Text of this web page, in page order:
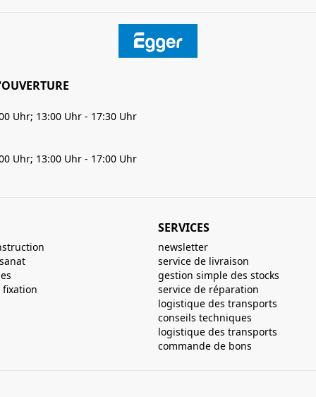
Uhr; 13:00 Uhr - 17:30 Uhr
Uhr; 13:00 Uhr - 17:00 Uhr
SERVICES
newsletter
service de livraison
gestion simple des stocks
service de réparation
logistique des transports
conseils techniques
logistique des transports
commande de bons